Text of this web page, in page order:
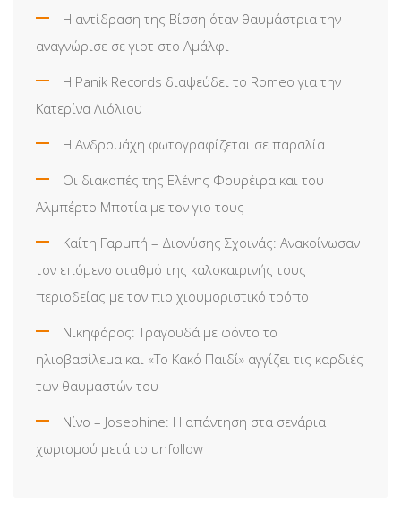
Η αντίδραση της Βίσση όταν θαυμάστρια την
αναγνώρισε σε γιοτ στο Αμάλφι
Η Panik Records διαψεύδει το Romeo για την
Κατερίνα Λιόλιου
Η Ανδρομάχη φωτογραφίζεται σε παραλία
Οι διακοπές της Ελένης Φουρέιρα και του
Αλμπέρτο Μποτία με τον γιο τους
Καίτη Γαρμπή – Διονύσης Σχοινάς: Ανακοίνωσαν
τον επόμενο σταθμό της καλοκαιρινής τους
περιοδείας με τον πιο χιουμοριστικό τρόπο
Νικηφόρος: Τραγουδά με φόντο το
ηλιοβασίλεμα και «Το Κακό Παιδί» αγγίζει τις καρδιές
των θαυμαστών του
Νίνο – Josephine: Η απάντηση στα σενάρια
χωρισμού μετά το unfollow